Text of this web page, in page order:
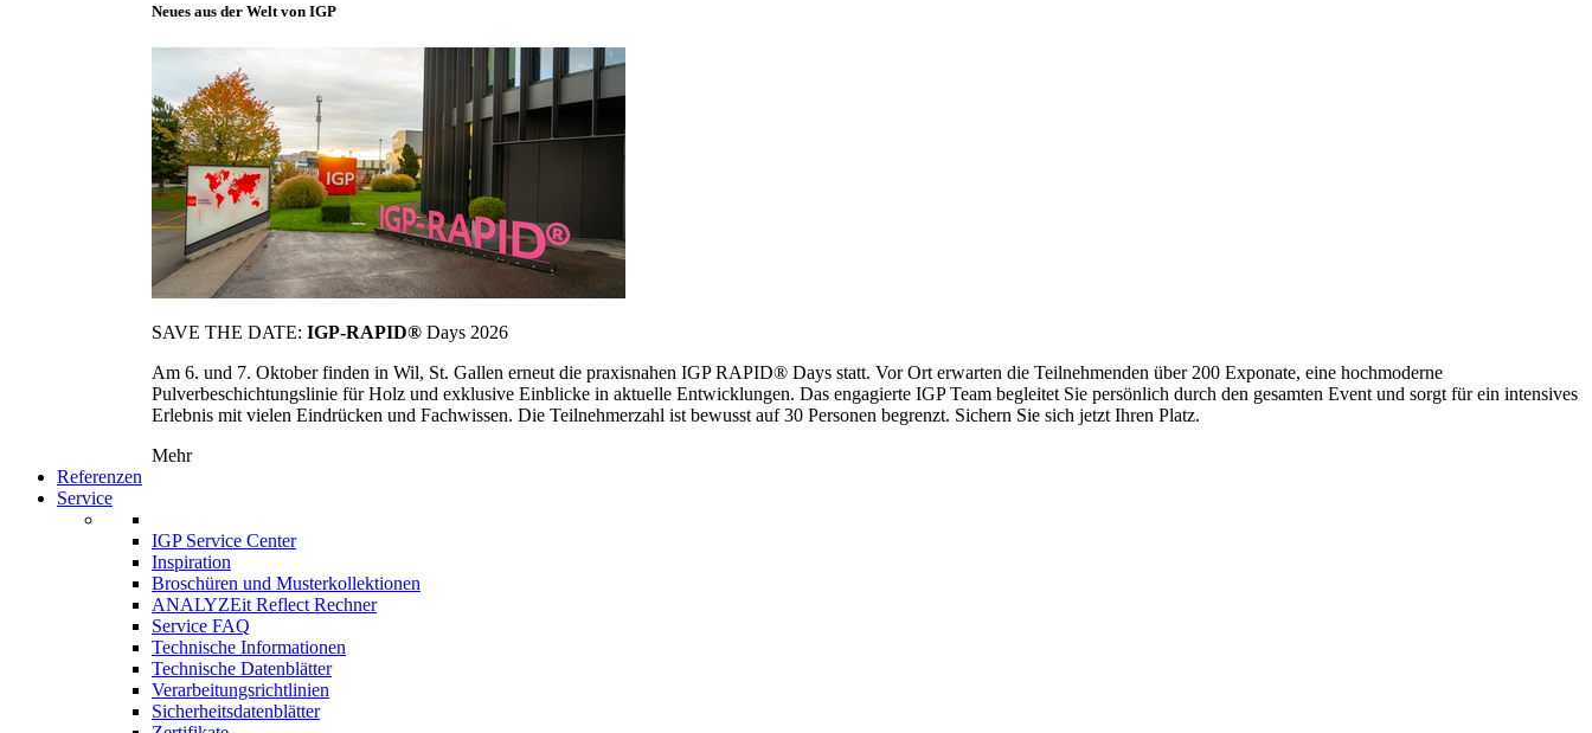
Neues aus der Welt von IGP
SAVE THE DATE: IGP-RAPID® Days 2026
Am 6. und 7. Oktober finden in Wil, St. Gallen erneut die praxisnahen IGP RAPID® Days statt. Vor Ort erwarten die Teilnehmenden über 200 Exponate, eine hochmoderne
Pulverbeschichtungslinie für Holz und exklusive Einblicke in aktuelle Entwicklungen. Das engagierte IGP Team begleitet Sie persönlich durch den gesamten Event und sorgt für ein intensives
Erlebnis mit vielen Eindrücken und Fachwissen. Die Teilnehmerzahl ist bewusst auf 30 Personen begrenzt. Sichern Sie sich jetzt Ihren Platz.
Mehr
Referenzen
Service
IGP Service Center
Inspiration
Broschüren und Musterkollektionen
ANALYZEit Reflect Rechner
Service FAQ
Technische Informationen
Technische Datenblätter
Verarbeitungsrichtlinien
Sicherheitsdatenblätter